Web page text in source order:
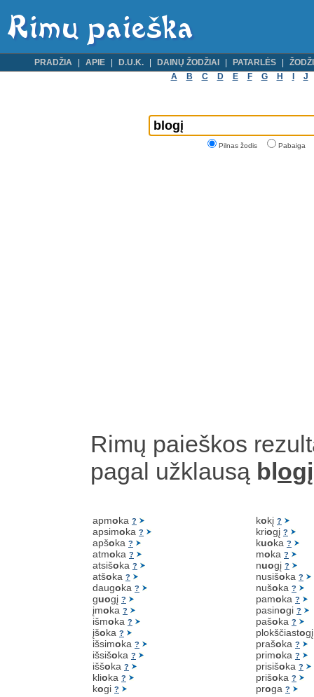
PRADŽIA APIE D.U.K. DAINŲ ŽODŽIAI PATARLĖS
A
B C D E F G H J
Pilnas žodis Pabaiga
Rimų paieškos
pagal užklausą blogį
apmoka ?
apsimoka ?
apšoka ?
atmoka ?
atsišoka ?
atšoka ?
daugoka ?
guogį ?
įmoka ?
išmoka ?
įšoka ?
išsimoka ?
išsišoka ?
iššoka ?
klioka ?
kogi ?
kokį ?
kriogį ?
kuoka ?
moka ?
nuogį ?
nusišoka ?
nušoka ?
pamoka ?
pasinogi ?
pašoka ?
plokščiasto
prašoka ?
primoka ?
prisišoka ?
prišoka ?
proga ?